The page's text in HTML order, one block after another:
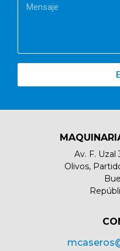
Av. F. Uzal
Olivos,